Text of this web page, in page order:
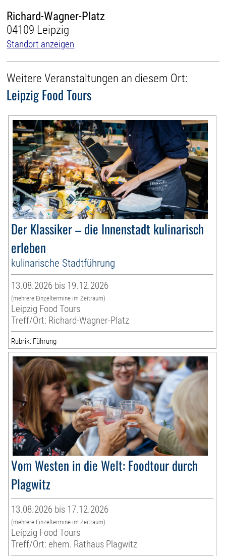
Richard-Wagner-Platz
04109 Leipzig
Standort anzeigen
Weitere Veranstaltungen an diesem Ort:
Leipzig Food Tours
Der Klassiker – die Innenstadt kulinarisch
erleben
kulinarische Stadtführung
13.08.2026 bis 19.12.2026
(mehrere Einzeltermine im Zeitraum)
Leipzig Food Tours
Treff/Ort: Richard-Wagner-Platz
Rubrik: Führung
Vom Westen in die Welt: Foodtour durch
Plagwitz
13.08.2026 bis 17.12.2026
(mehrere Einzeltermine im Zeitraum)
Leipzig Food Tours
Treff/Ort: ehem. Rathaus Plagwitz